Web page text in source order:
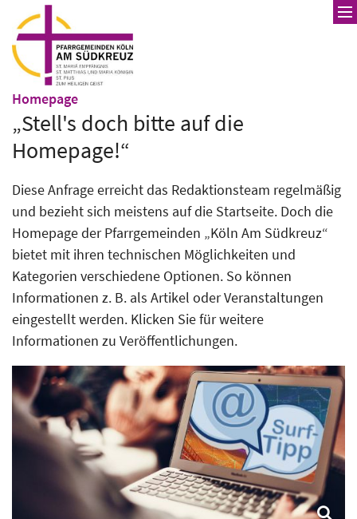
Zum Inhalt springen
Homepage:
„Stell's doch bitte auf die
Homepage!“
Diese Anfrage erreicht das Redaktionsteam regelmäßig
und bezieht sich meistens auf die Startseite. Doch die
Homepage der Pfarrgemeinden „Köln Am Südkreuz“
bietet mit ihren technischen Möglichkeiten und
Kategorien verschiedene Optionen. So können
Informationen z. B. als Artikel oder Veranstaltungen
eingestellt werden. Klicken Sie für weitere
Informationen zu Veröffentlichungen.